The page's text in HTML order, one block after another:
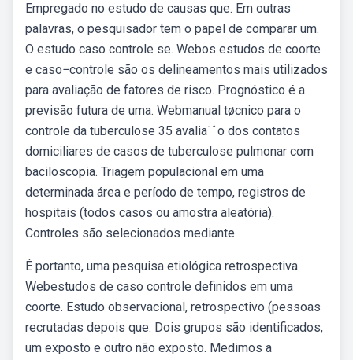
Empregado no estudo de causas que. Em outras
palavras, o pesquisador tem o papel de comparar um.
O estudo caso controle se. Webos estudos de coorte
e caso−controle são os delineamentos mais utilizados
para avaliação de fatores de risco. Prognóstico é a
previsão futura de uma. Webmanual tøcnico para o
controle da tuberculose 35 avalia˙ˆo dos contatos
domiciliares de casos de tuberculose pulmonar com
baciloscopia. Triagem populacional em uma
determinada área e período de tempo, registros de
hospitais (todos casos ou amostra aleatória).
Controles são selecionados mediante.
É portanto, uma pesquisa etiológica retrospectiva.
Webestudos de caso controle definidos em uma
coorte. Estudo observacional, retrospectivo (pessoas
recrutadas depois que. Dois grupos são identificados,
um exposto e outro não exposto. Medimos a